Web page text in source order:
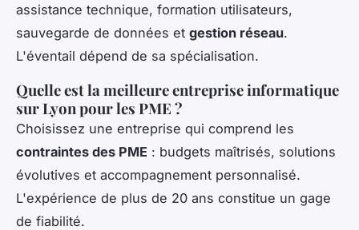
assistance technique, formation utilisateurs,
sauvegarde de données et gestion réseau.
L'éventail dépend de sa spécialisation.
Quelle est la meilleure entreprise informatique
sur Lyon pour les PME ?
Choisissez une entreprise qui comprend les
contraintes des PME : budgets maîtrisés, solutions
évolutives et accompagnement personnalisé.
L'expérience de plus de 20 ans constitue un gage
de fiabilité.